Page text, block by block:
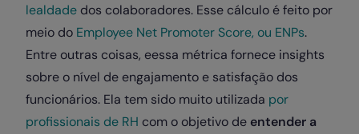
lealdade dos colaboradores. Esse cálculo é feito por
meio do Employee Net Promoter Score, ou ENPs.
Entre outras coisas, eessa métrica fornece insights
sobre o nível de engajamento e satisfação dos
funcionários. Ela tem sido muito utilizada por
profissionais de RH com o objetivo de entender a